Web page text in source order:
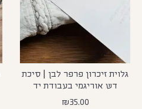
גלוית זיכרון פרפר לבן | סיכת
דש אוריגמי בעבודת יד
₪35.00